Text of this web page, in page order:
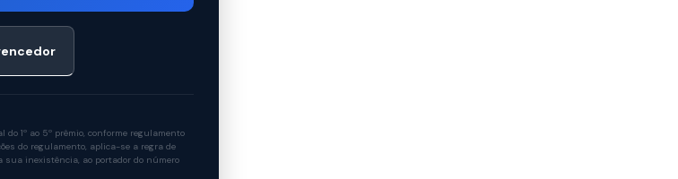
1º ao 5º prêmio, conforme regulamento
do regulamento, aplica-se a regra de
sua inexistência, ao portador do número